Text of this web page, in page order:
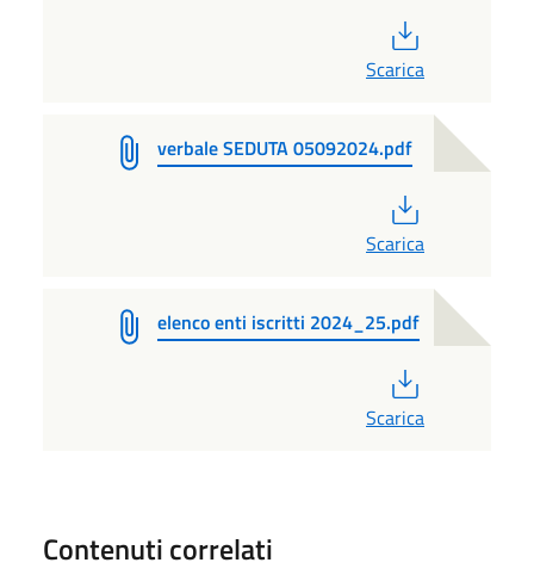
Scarica
verbale SEDUTA 05092024.pdf
Scarica
elenco enti iscritti 2024_25.pdf
Scarica
Contenuti correlati